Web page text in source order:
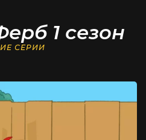
1 сезон
СЕРИИ